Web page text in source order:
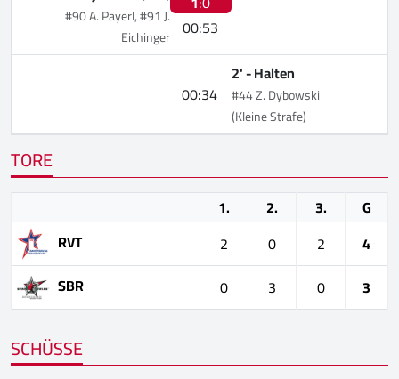
00:53
#90 A. Payerl, #91 J.
Eichinger
00:34
2' -Halten
#44 Z. Dybowski
(Kleine Strafe)
TORE
1. 2. 3.
G
RVT
2 0 2
4
SBR
0 3 0 3
SCHÜSSE